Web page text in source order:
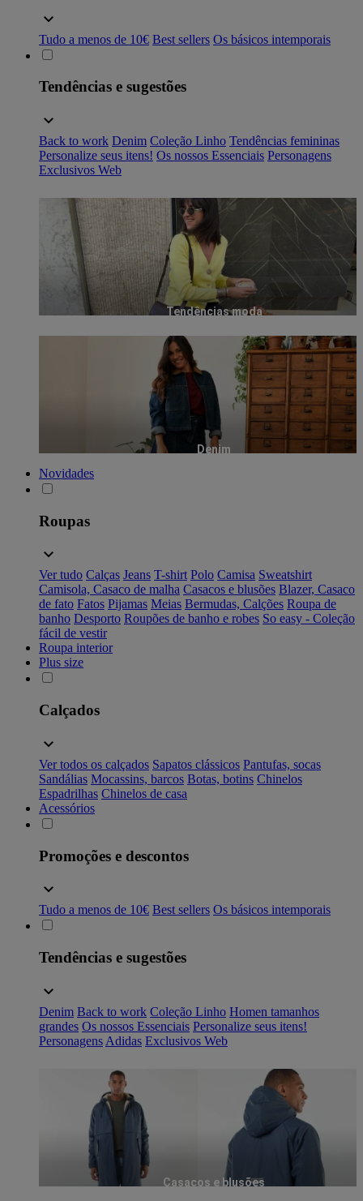
Tudo a menos de 10€ Best sellers Os básicos intemporais
Tendências e sugestões
Back to work Denim Coleção Linho Tendências femininas
Personalize seus itens! Os nossos Essenciais Personagens
Exclusivos Web
Tendências moda
Denim
Novidades
Roupas
Ver tudo Calças Jeans T-shirt Polo Camisa Sweatshirt
Camisola, Casaco de malha Casacos e blusões Blazer, Casaco
de fato Fatos Pijamas Meias Bermudas, Calções Roupa de
banho Desporto Roupões de banho e robes So easy - Coleção
fácil de vestir
Roupa interior
Plus size
Calçados
Ver todos os calçados Sapatos clássicos Pantufas, socas
Sandálias Mocassins, barcos Botas, botins Chinelos
Espadrilhas Chinelos de casa
Acessórios
Promoções e descontos
Tudo a menos de 10€ Best sellers Os básicos intemporais
Tendências e sugestões
Denim Back to work Coleção Linho Homen tamanhos
grandes Os nossos Essenciais Personalize seus itens!
Personagens Adidas Exclusivos Web
Casacos e blusões